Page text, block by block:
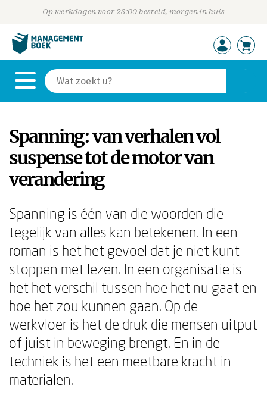
Op werkdagen voor 23:00 besteld, morgen in huis
Spanning: van verhalen vol
suspense tot de motor van
verandering
Spanning is één van die woorden die
tegelijk van alles kan betekenen. In een
roman is het het gevoel dat je niet kunt
stoppen met lezen. In een organisatie is
het het verschil tussen hoe het nu gaat en
hoe het zou kunnen gaan. Op de
werkvloer is het de druk die mensen uitput
of juist in beweging brengt. En in de
techniek is het een meetbare kracht in
materialen.